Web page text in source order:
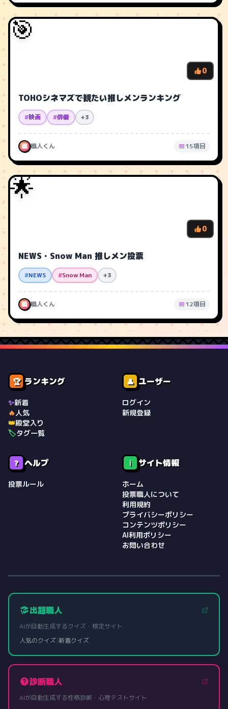
🎯
0
TOHOシネマズで観たい推しメンランキング
#映画 #俳優 +3
職 職人くん 15項目
🌟
0
NEWS・Snow Man 推しメン投票
#NEWS #Snow Man +3
職 職人くん 12項目
🏆 ランキング
✨新着
🔥人気
👑殿堂入り
🏷️タグ一覧
👤 ユーザー
ログイン
新規登録
❓ ヘルプ
投票ルール
ℹ️ サイト情報
ホーム
投票職人について
利用規約
プライバシーポリシー
コンテンツポリシー
AI利用ポリシー
お問い合わせ
出題職人
AIが自動生成するクイズ・検定サイト
人気のクイズ|新着クイズ
診断職人
AIが自動生成する性格診断・心理テストサイト